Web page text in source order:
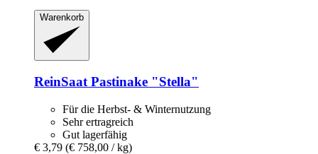
Warenkorb
ReinSaat Pastinake "Stella"
Für die Herbst- & Winternutzung
Sehr ertragreich
Gut lagerfähig
€ 3,79 (€ 758,00 / kg)